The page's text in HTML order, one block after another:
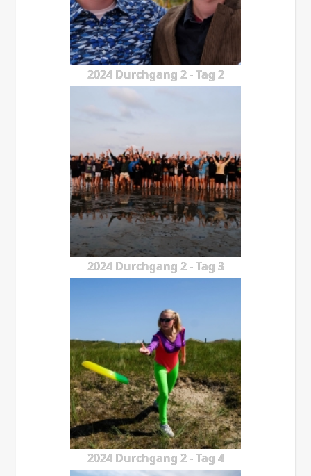
2024 Durchgang 2 - Tag 2
2024 Durchgang 2 - Tag 3
2024 Durchgang 2 - Tag 4